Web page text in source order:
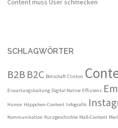
Content muss User schmecken
SCHLAGWÖRTER
B2B B2C Botschaft Clinton
Erwartungshaltung Digital Native Effizienz
Humor Häppchen-Content Infografik
Kommunikation Kurzgeschichte Maß-Content